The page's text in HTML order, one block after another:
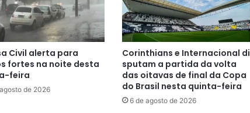
Civil alerta para
fortes na noite desta
feira
de 2026
Corinthians e Internacional di
sputam a partida da volta
das oitavas de final da Copa
do Brasil nesta quinta-feira
6 de agosto de 2026